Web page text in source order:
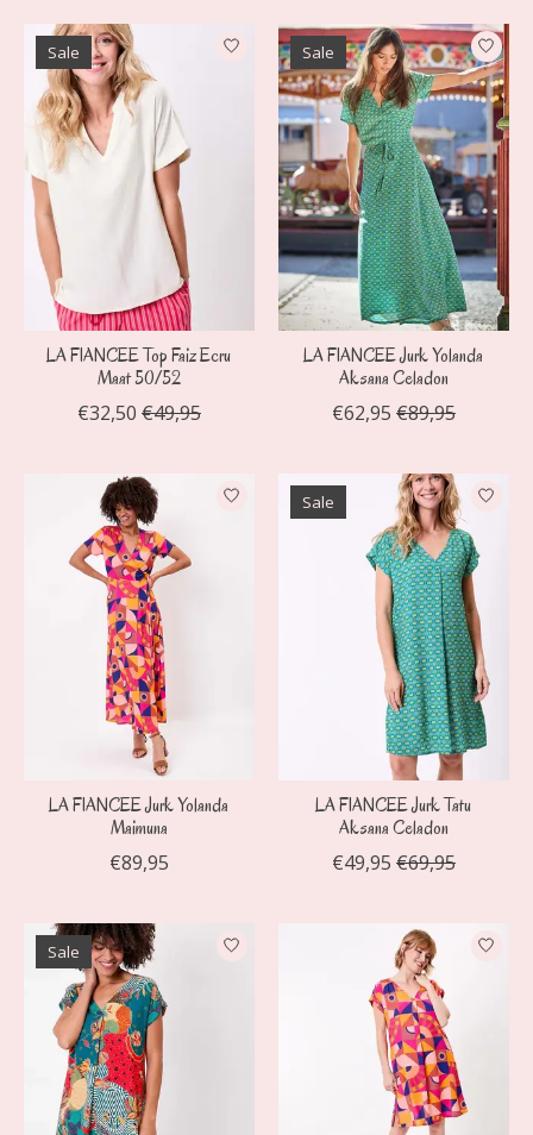
Sale
LA FIANCEE Top Faiz Ecru
Maat 50/52
€32,50 €49,95
Sale
LA FIANCEE Jurk Yolanda
Aksana Celadon
€62,95 €89,95
LA FIANCEE Jurk Yolanda
Maimuna
€89,95
Sale
LA FIANCEE Jurk Tatu
Aksana Celadon
€49,95 €69,95
Sale